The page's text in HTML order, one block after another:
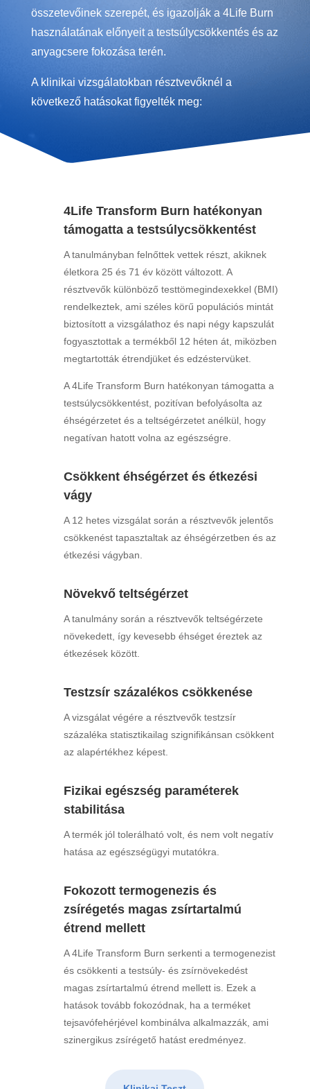
összetevőinek szerepét, és igazolják a 4Life Burn
használatának előnyeit a testsúlycsökkentés és az
anyagcsere fokozása terén.
A klinikai vizsgálatokban résztvevőknél a
következő hatásokat figyelték meg:
4Life Transform Burn hatékonyan
támogatta a testsúlycsökkentést
A tanulmányban felnőttek vettek részt, akiknek
életkora 25 és 71 év között változott. A
résztvevők különböző testtömegindexekkel (BMI)
rendelkeztek, ami széles körű populációs mintát
biztosított a vizsgálathoz és napi négy kapszulát
fogyasztottak a termékből 12 héten át, miközben
megtartották étrendjüket és edzéstervüket.
A 4Life Transform Burn hatékonyan támogatta a
testsúlycsökkentést, pozitívan befolyásolta az
éhségérzetet és a teltségérzetet anélkül, hogy
negatívan hatott volna az egészségre.
Csökkent éhségérzet és étkezési
vágy
A 12 hetes vizsgálat során a résztvevők jelentős
csökkenést tapasztaltak az éhségérzetben és az
étkezési vágyban.
Növekvő teltségérzet
A tanulmány során a résztvevők teltségérzete
növekedett, így kevesebb éhséget éreztek az
étkezések között.
Testzsír százalékos csökkenése
A vizsgálat végére a résztvevők testzsír
százaléka statisztikailag szignifikánsan csökkent
az alapértékhez képest.
Fizikai egészség paraméterek
stabilitása
A termék jól tolerálható volt, és nem volt negatív
hatása az egészségügyi mutatókra.
Fokozott termogenezis és
zsírégetés magas zsírtartalmú
étrend mellett
A 4Life Transform Burn serkenti a termogenezist
és csökkenti a testsúly- és zsírnövekedést
magas zsírtartalmú étrend mellett is. Ezek a
hatások tovább fokozódnak, ha a terméket
tejsavófehérjével kombinálva alkalmazzák, ami
szinergikus zsírégető hatást eredményez.